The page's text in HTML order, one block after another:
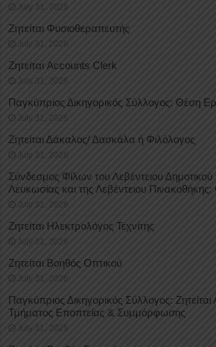
July 31, 2026
Ζητείται Φυσιοθεραπευτής
July 31, 2026
Ζητείται Accounts Clerk
July 31, 2026
Παγκύπριος Δικηγορικός Σύλλογος: Θέση
July 31, 2026
Ζητείται Δάκαλος/ Δασκάλα ή Φιλόλογος
July 31, 2026
Σύνδεσμος Φίλων του Λεβέντειου
Λευκωσίας και της Λεβέντειου
July 31, 2026
Ζητείται Ηλεκτρολόγος Τεχνίτης
July 31, 2026
Ζητείται Βοηθός Οπτικού
July 31, 2026
Παγκύπριος Δικηγορικός Σύλλογος: Ζητείται
Τμήματος Εποπτείας & Συμμόρφωσης
July 31, 2026